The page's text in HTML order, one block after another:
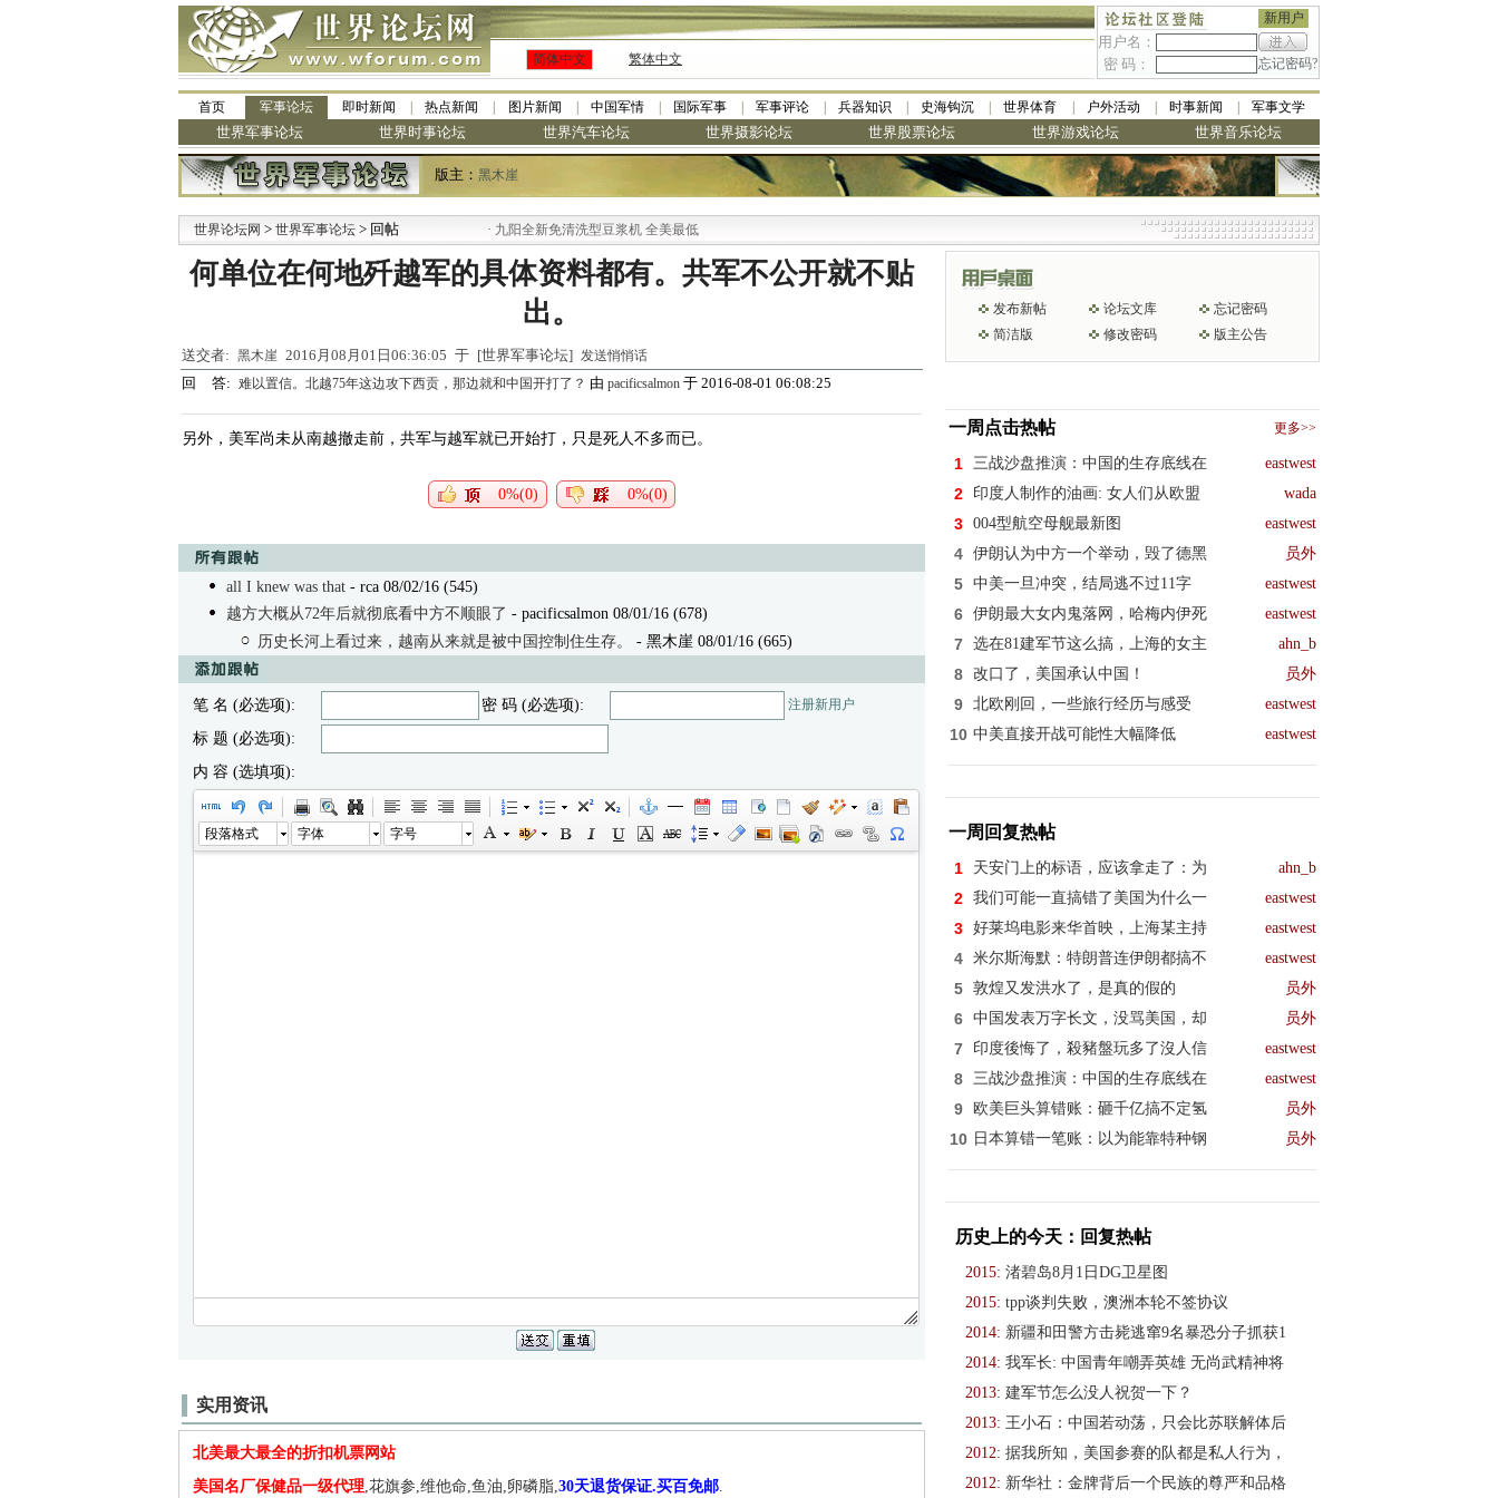
新用户
用户名：
密 码：
忘记密码?
简体中文 繁体中文
首页 军事论坛 即时新闻 热点新闻 图片新闻 中国军情 国际军事 军事评论 兵器知识 史海钩沉 世界体育 户外活动 时事新闻 军事文学
世界军事论坛 世界时事论坛 世界汽车论坛 世界摄影论坛 世界股票论坛 世界游戏论坛 世界音乐论坛
版主： 黑木崖
世界论坛网 > 世界军事论坛 > 回帖 九阳全新免清洗型豆浆机 全美最低
何单位在何地歼越军的具体资料都有。共军不公开就不贴
出。
送交者: 黑木崖 2016月08月01日06:36:05 于 [世界军事论坛] 发送悄悄话
回 答: 难以置信。北越75年这边攻下西贡，那边就和中国开打了？ 由 pacificsalmon 于 2016-08-01 06:08:25
另外，美军尚未从南越撤走前，共军与越军就已开始打，只是死人不多而已。
0%(0) 0%(0)
all I knew was that - rca 08/02/16 (545)
越方大概从72年后就彻底看中方不顺眼了 - pacificsalmon 08/01/16 (678)
历史长河上看过来，越南从来就是被中国控制住生存。
- 黑木崖 08/01/16 (665)
笔 名 (必选项): 密 码 (必选项): 注册新用户
标 题 (必选项):
内 容 (选填项):
段落格式 字体 字号
实用资讯
北美最大最全的折扣机票网站
美国名厂保健品一级代理,花旗参,维他命,鱼油,卵磷脂,30天退货保证.买百免邮.
发布新帖 论坛文库
忘记密码
简洁版
修改密码 版主公告
一周点击热帖 更多>>
1 三战沙盘推演：中国的生存底线在 eastwest
2 印度人制作的油画: 女人们从欧盟 wada
3 004型航空母舰最新图 eastwest
4 伊朗认为中方一个举动，毁了德黑 员外
5 中美一旦冲突，结局逃不过11字 eastwest
6 伊朗最大女内鬼落网，哈梅内伊死 eastwest
7 选在81建军节这么搞，上海的女主 ahn_b
8 改口了，美国承认中国！ 员外
9 北欧刚回，一些旅行经历与感受 eastwest
10 中美直接开战可能性大幅降低 eastwest
一周回复热帖
1 天安门上的标语，应该拿走了：为 ahn_b
2 我们可能一直搞错了美国为什么一 eastwest
3 好莱坞电影来华首映，上海某主持 eastwest
4 米尔斯海默：特朗普连伊朗都搞不 eastwest
5 敦煌又发洪水了，是真的假的 员外
6 中国发表万字长文，没骂美国，却 员外
7 印度後悔了，殺豬盤玩多了沒人信 eastwest
8 三战沙盘推演：中国的生存底线在 eastwest
9 欧美巨头算错账：砸千亿搞不定氢 员外
10 日本算错一笔账：以为能靠特种钢 员外
历史上的今天：回复热帖
2015: 渚碧岛8月1日DG卫星图
2015: tpp谈判失败，澳洲本轮不签协议
2014: 新疆和田警方击毙逃窜9名暴恐分子抓获1
2014: 我军长: 中国青年嘲弄英雄 无尚武精神将
2013: 建军节怎么没人祝贺一下？
2013: 王小石：中国若动荡，只会比苏联解体后
2012: 据我所知，美国参赛的队都是私人行为，
2012: 新华社：金牌背后一个民族的尊严和品格